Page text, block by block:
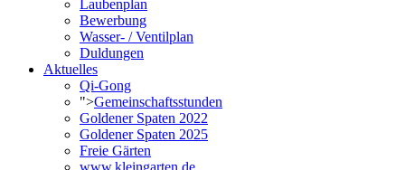
Laubenplan
Bewerbung
Wasser- / Ventilplan
Duldungen
Aktuelles
Qi-Gong
">Gemeinschaftsstunden
Goldener Spaten 2022
Goldener Spaten 2025
Freie Gärten
www.kleingarten.de